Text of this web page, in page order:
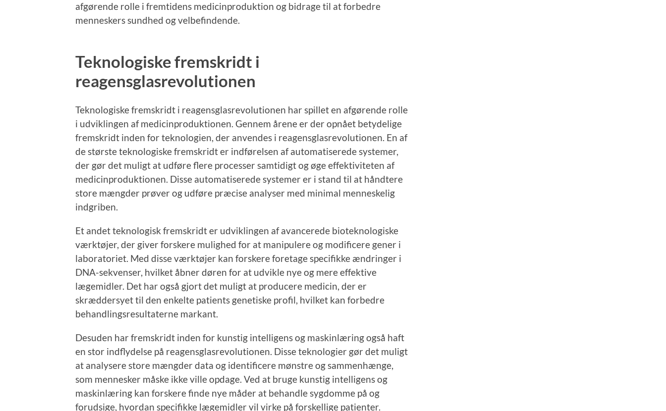
afgørende rolle i fremtidens medicinproduktion og bidrage til at forbedre
menneskers sundhed og velbefindende.
Teknologiske fremskridt i
reagensglasrevolutionen
Teknologiske fremskridt i reagensglasrevolutionen har spillet en afgørende rolle
i udviklingen af medicinproduktionen. Gennem årene er der opnået betydelige
fremskridt inden for teknologien, der anvendes i reagensglasrevolutionen. En af
de største teknologiske fremskridt er indførelsen af automatiserede systemer,
der gør det muligt at udføre flere processer samtidigt og øge effektiviteten af ​​
medicinproduktionen. Disse automatiserede systemer er i stand til at håndtere
store mængder prøver og udføre præcise analyser med minimal menneskelig
indgriben.
Et andet teknologisk fremskridt er udviklingen af ​​avancerede bioteknologiske
værktøjer, der giver forskere mulighed for at manipulere og modificere gener i
laboratoriet. Med disse værktøjer kan forskere foretage specifikke ændringer i
DNA-sekvenser, hvilket åbner døren for at udvikle nye og mere effektive
lægemidler. Det har også gjort det muligt at producere medicin, der er
skræddersyet til den enkelte patients genetiske profil, hvilket kan forbedre
behandlingsresultaterne markant.
Desuden har fremskridt inden for kunstig intelligens og maskinlæring også haft
en stor indflydelse på reagensglasrevolutionen. Disse teknologier gør det muligt
at analysere store mængder data og identificere mønstre og sammenhænge,
som mennesker måske ikke ville opdage. Ved at bruge kunstig intelligens og
maskinlæring kan forskere finde nye måder at behandle sygdomme på og
forudsige, hvordan specifikke lægemidler vil virke på forskellige patienter.